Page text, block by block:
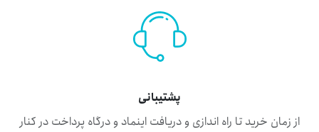
پشتیبانی
از زمان خرید تا راه اندازی و دریافت اینماد و درگاه پرداخت در کنار